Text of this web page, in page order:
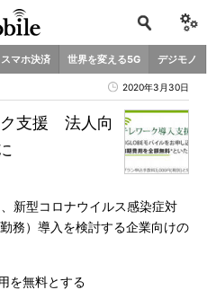
スマホ決済 世界を変える5G デジモノ
2020年3月30日
ク支援 法人向
新型コロナウイルス感染症対
務）導入を検討する企業向けの
を無料とする